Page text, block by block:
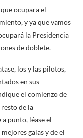
ocupara el
y ya que vamos
la Presidencia
de doblete.
los y las pilotos,
en sus
el comienzo de
de la
punto, léase el
galas y de el